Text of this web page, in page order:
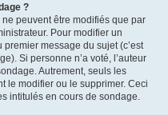
?
peuvent être modifiés que par
Pour modifier un
premier message du sujet (c’est
Si personne n’a voté, l’auteur
Autrement, seuls les
le modifier ou le supprimer. Ceci
intitulés en cours de sondage.